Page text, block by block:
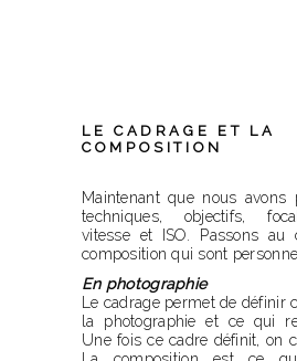
LE CADRAGE ET LA
COMPOSITION
Maintenant que nous avons
techniques, objectifs,
vitesse et ISO. Passons au
composition qui sont
En photographie
Le cadrage permet de définir
la photographie et ce qui
Une fois ce cadre définit, on